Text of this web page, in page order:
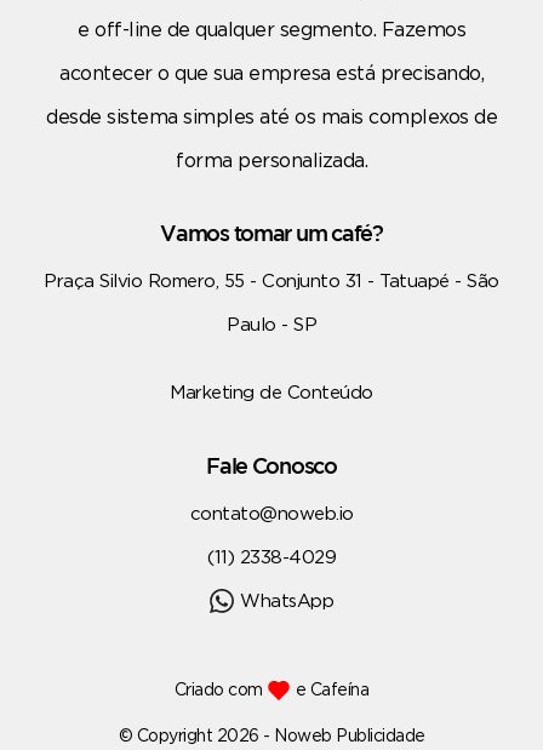
e off-line de qualquer segmento. Fazemos
acontecer o que sua empresa está precisando,
desde sistema simples até os mais complexos de
forma personalizada.
Vamos tomar um café?
Praça Silvio Romero, 55 - Conjunto 31 - Tatuapé - São
Paulo - SP
Marketing de Conteúdo
Fale Conosco
contato@noweb.io
(11) 2338-4029
WhatsApp
Criado com e Cafeína
© Copyright 2026 - Noweb Publicidade